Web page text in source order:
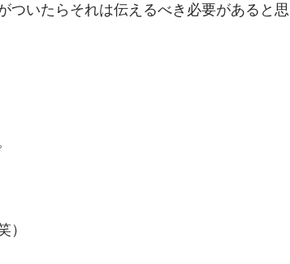
ついたらそれは伝えるべき必要があると思
）